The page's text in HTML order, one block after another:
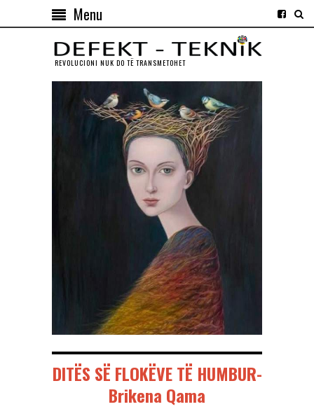
Menu
REVOLUCIONI NUK DO TЁ TRANSMETOHET
DITËS SË FLOKËVE TË HUMBUR-
Brikena Qama